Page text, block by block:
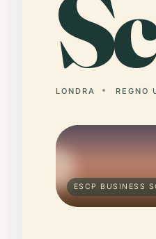
LONDRA REGNO
ESCP BUSINESS